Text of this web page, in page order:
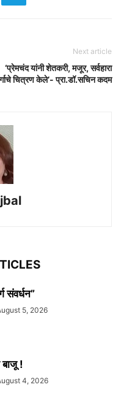
Next article
‘प्रेमचंद यांनी शेतकरी, मजूर, सर्वहारा
चित्रण केले’- प्रा.डॉ.सचिन कदम
संवर्धन”
5, 2026
बाजू !
4, 2026